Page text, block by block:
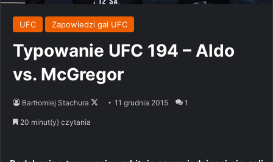
UFC Zapowiedzi gal UFC
Typowanie UFC 194 – Aldo
vs. McGregor
Bartłomiej Stachura
Follow11 grudnia 2015 1
20 minut(y) czytania